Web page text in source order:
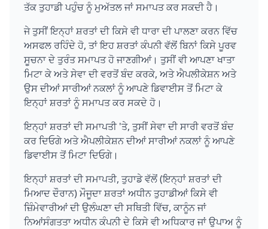
ਤੱਕ ਤੁਹਾਡੀ ਪਹੁੰਚ ਨੂੰ ਮੁਅੱਤਲ ਜਾਂ ਸਮਾਪਤ ਕਰ ਸਕਦੀ ਹੈ।
ਜੇ ਤੁਸੀਂ ਇਨ੍ਹਾਂ ਸ਼ਰਤਾਂ ਦੀ ਕਿਸੇ ਵੀ ਧਾਰਾ ਦੀ ਪਾਲਣਾ ਕਰਨ ਵਿੱਚ
ਅਸਫਲ ਰਹਿੰਦੇ ਹੋ, ਤਾਂ ਇਹ ਸ਼ਰਤਾਂ ਕੰਪਨੀ ਵੱਲੋਂ ਬਿਨਾਂ ਕਿਸੇ ਪੂਰਵ
ਸੂਚਨਾ ਦੇ ਤੁਰੰਤ ਸਮਾਪਤ ਹੋ ਜਾਣਗੀਆਂ। ਤੁਸੀਂ ਵੀ ਆਪਣਾ ਖਾਤਾ
ਮਿਟਾ ਕੇ ਅਤੇ ਸੇਵਾ ਦੀ ਵਰਤੋਂ ਬੰਦ ਕਰਕੇ, ਅਤੇ ਐਪਲੀਕੇਸ਼ਨ ਅਤੇ
ਉਸ ਦੀਆਂ ਸਾਰੀਆਂ ਨਕਲਾਂ ਨੂੰ ਆਪਣੇ ਡਿਵਾਈਸ ਤੋਂ ਮਿਟਾ ਕੇ
ਇਨ੍ਹਾਂ ਸ਼ਰਤਾਂ ਨੂੰ ਸਮਾਪਤ ਕਰ ਸਕਦੇ ਹੋ।
ਇਨ੍ਹਾਂ ਸ਼ਰਤਾਂ ਦੀ ਸਮਾਪਤੀ 'ਤੇ, ਤੁਸੀਂ ਸੇਵਾ ਦੀ ਸਾਰੀ ਵਰਤੋਂ ਬੰਦ
ਕਰ ਦਿਓਗੇ ਅਤੇ ਐਪਲੀਕੇਸ਼ਨ ਦੀਆਂ ਸਾਰੀਆਂ ਨਕਲਾਂ ਨੂੰ ਆਪਣੇ
ਡਿਵਾਈਸ ਤੋਂ ਮਿਟਾ ਦਿਓਗੇ।
ਇਨ੍ਹਾਂ ਸ਼ਰਤਾਂ ਦੀ ਸਮਾਪਤੀ, ਤੁਹਾਡੇ ਵੱਲੋਂ (ਇਨ੍ਹਾਂ ਸ਼ਰਤਾਂ ਦੀ
ਮਿਆਦ ਦੌਰਾਨ) ਮੌਜੂਦਾ ਸ਼ਰਤਾਂ ਅਧੀਨ ਤੁਹਾਡੀਆਂ ਕਿਸੇ ਵੀ
ਜ਼ਿੰਮੇਵਾਰੀਆਂ ਦੀ ਉਲੰਘਣਾ ਦੀ ਸਥਿਤੀ ਵਿੱਚ, ਕਾਨੂੰਨ ਜਾਂ
ਨਿਆਂਸੰਗਤਤਾ ਅਧੀਨ ਕੰਪਨੀ ਦੇ ਕਿਸੇ ਵੀ ਅਧਿਕਾਰ ਜਾਂ ਉਪਾਅ ਨੂੰ